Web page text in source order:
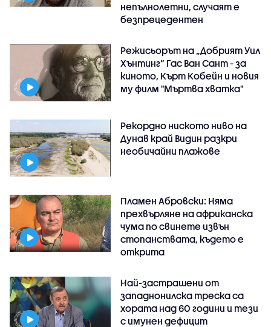
непълнолетни, случаят е
безпрецедентен
Режисьорът на „Добрият Уил
Хънтинг“ Гас Ван Сант - за
киното, Кърт Кобейн и новия
му филм "Мъртва хватка"
Рекордно ниското ниво на
Дунав край Видин разкри
необичайни плажове
Пламен Абровски: Няма
прехвърляне на африканска
чума по свинете извън
стопанствата, където е
открита
Най-застрашени от
западнонилска треска са
хората над 60 години и тези
с имунен дефицит